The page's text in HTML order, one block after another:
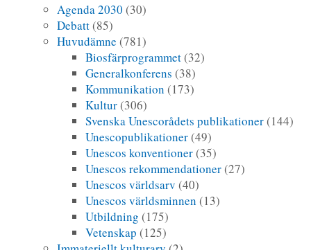
Agenda 2030 (30)
Debatt(85)
Huvudämne (781)
Biosfärprogrammet(32)
Generalkonferens (38)
Kommunikation (173)
Kultur(306)
Svenska Unescorådets publikationer(144)
Unescopublikationer(49)
Unescos konventioner(35)
Unescos rekommendationer(27)
Unescos världsarv (40)
Unescos världsminnen (13)
Utbildning (175)
Vetenskap (125)